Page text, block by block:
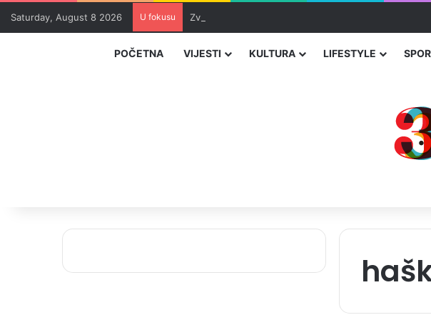
Saturday, August 8 2026 U fokusu Zvizdić, Magazinović i Kojović traže poseban status
POČETNA VIJESTI KULTURA LIFESTYLE